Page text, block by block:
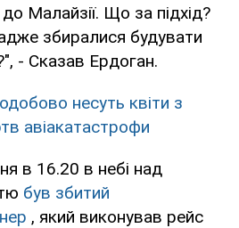
Малайзії. Що за підхід?
збиралися будувати
- Сказав Ердоган.
несуть квіти з
авіакатастрофи
в 16.20 в небі над
був збитий
, який виконував рейс